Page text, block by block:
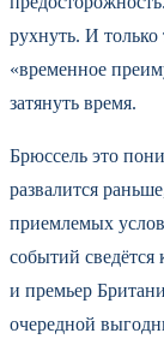
рухнуть. И
«временное
затянуть время.
Брюссель это
развалится
приемлемых
событий
и премьер
очередной